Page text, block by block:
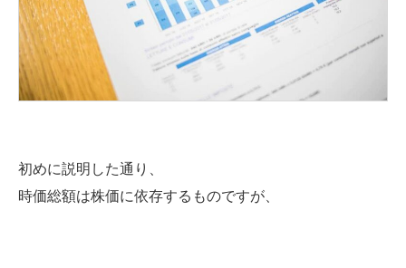
初めに説明した通り、
時価総額は株価に依存するものですが、